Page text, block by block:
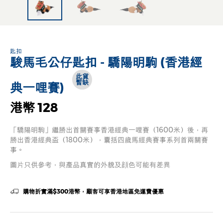
匙扣
駿馬毛公仔匙扣 - 驕陽明駒 (香港經
典一哩賽)
此貨
暫缺
港幣 128
「驕陽明駒」繼勝出首關賽事香港經典一哩賽（1600米）後，再
勝出香港經典盃（1800米），囊括四歲馬經典賽事系列首兩關賽
事。
圖片只供參考，與產品真實的外貌及顔色可能有差異
購物折實滿$300港幣，顧客可享香港地區免運費優惠